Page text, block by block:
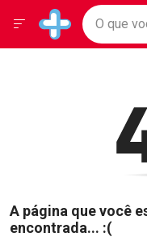
DrogariasBaixe nosso
Ir direto para a home
pela
Ir direto para o
Ir direto para a busca
Ir direto para a
Ir direto para o
Faça a sua
O que
Menu
A página que você
encontrada... :(